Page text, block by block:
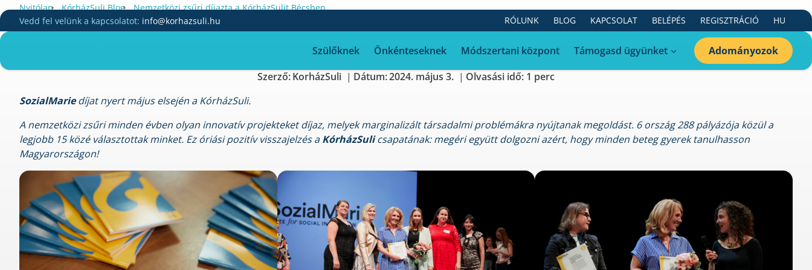
Skip
to
content
Vedd fel velünk a kapcsolatot: info@korhazsuli.hu RÓLUNK BLOG KAPCSOLAT BELÉPÉS REGISZTRÁCIÓ HU
Szülőknek Önkénteseknek Módszertani központ Támogasd ügyünket Adományozok
Nyitólap•KórházSuli Blog•Nemzetközi zsűri díjazta a KórházSulit Bécsben
Nemzetközi zsűri díjazta a KórházSulit Bécsben
Szerző:KorházSuli Dátum:2024. május 3.
Olvasási idő: 1 perc
SozialMariedíjat nyert május elsején a KórházSuli.
A nemzetközi zsűri minden évben olyan innovatív projekteket díjaz, melyek marginalizált társadalmi problémákra nyújtanak megoldást. 6 ország 288 pályázója közül a
legjobb 15 közé választottak minket. Ez óriási pozitív visszajelzés aKórházSulicsapatának: megéri együtt dolgozni azért, hogy minden beteg gyerek tanulhasson
Magyarországon!